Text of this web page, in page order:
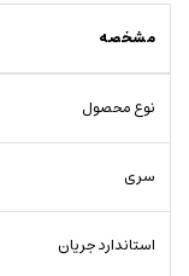
مشخصه
نوع محصول
سری
استاندارد جریان